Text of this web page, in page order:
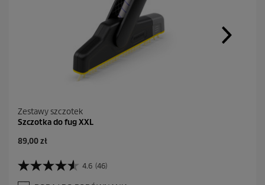
Zestawy szczotek
Szczotka do fug XXL
A
t
u
a
89,00 zł
4.6 (46)
4
.